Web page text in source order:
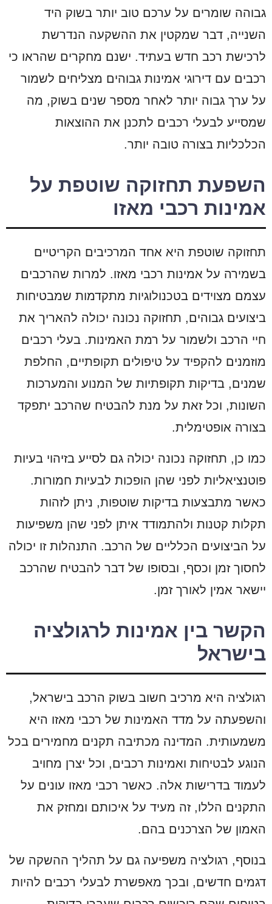
גבוהה שומרים על ערכם טוב יותר בשוק היד
השנייה, דבר שמקטין את ההשקעה הנדרשת
לרכישת רכב חדש בעתיד. ישנם מחקרים שהראו כי
רכבים עם דירוגי אמינות גבוהים מצליחים לשמור
על ערך גבוה יותר לאחר מספר שנים בשוק, מה
שמסייע לבעלי רכבים לתכנן את ההוצאות
הכלכליות בצורה טובה יותר.
השפעת תחזוקה שוטפת על
אמינות רכבי מאזו
תחזוקה שוטפת היא אחד המרכיבים הקריטיים
בשמירה על אמינות רכבי מאזו. למרות שהרכבים
עצמם מצוידים בטכנולוגיות מתקדמות שמבטיחות
ביצועים גבוהים, תחזוקה נכונה יכולה להאריך את
חיי הרכב ולשמור על רמת האמינות. בעלי רכבים
מוזמנים להקפיד על טיפולים תקופתיים, החלפת
שמנים, בדיקות תקופתיות של המנוע והמערכות
השונות, וכל זאת על מנת להבטיח שהרכב יתפקד
בצורה אופטימלית.
כמו כן, תחזוקה נכונה יכולה גם לסייע בזיהוי בעיות
פוטנציאליות לפני שהן הופכות לבעיות חמורות.
כאשר מתבצעות בדיקות שוטפות, ניתן לזהות
תקלות קטנות ולהתמודד איתן לפני שהן משפיעות
על הביצועים הכלליים של הרכב. התנהלות זו יכולה
לחסוך זמן וכסף, ובסופו של דבר להבטיח שהרכב
יישאר אמין לאורך זמן.
הקשר בין אמינות לרגולציה
בישראל
רגולציה היא מרכיב חשוב בשוק הרכב בישראל,
והשפעתה על מדד האמינות של רכבי מאזו היא
משמעותית. המדינה מכתיבה תקנים מחמירים בכל
הנוגע לבטיחות ואמינות רכבים, וכל יצרן מחויב
לעמוד בדרישות אלה. כאשר רכבי מאזו עונים על
התקנים הללו, זה מעיד על איכותם ומחזק את
האמון של הצרכנים בהם.
בנוסף, רגולציה משפיעה גם על תהליך ההשקה של
דגמים חדשים, ובכך מאפשרת לבעלי רכבים להיות